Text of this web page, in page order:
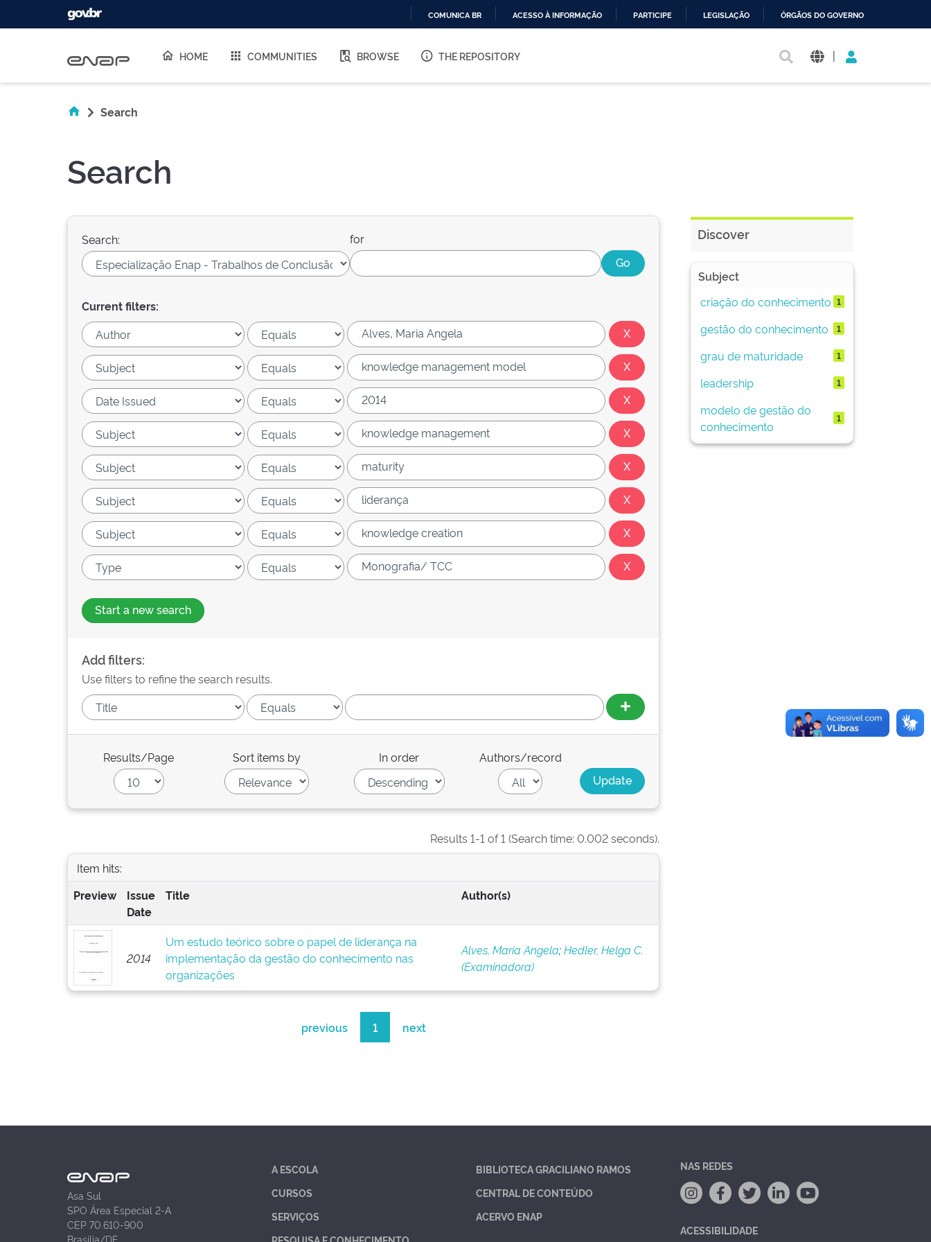
O
COMUNICA BR ACESSO À INFORMAÇÃO PARTICIPE LEGISLAÇÃO ÓRGÃOS DO GOVERNO
HOME COMMUNITIES BROWSE THE REPOSITORY |
Search
Search
Search: for
Current filters:
Start a new search
Add filters:
Use filters to refine the search results.
Results/Page Sort items by In order Authors/record
Results 1-1 of 1 (Search time: 0.002 seconds).
Item hits:
Preview
Issue
Date
Title Author(s)
2014
Um estudo teórico sobre o papel de liderança na
implementação da gestão do conhecimento nas
organizações
Alves, Maria Angela;Hedler, Helga C.
(Examinadora)
previous 1 next
Discover
Subject
criação do conhecimento 1
gestão do conhecimento 1
grau de maturidade 1
leadership 1
modelo de gestão do
conhecimento
1
Asa Sul
SPO Área Especial 2-A
CEP 70.610-900
Brasília/DF
A ESCOLA
CURSOS
SERVIÇOS
BIBLIOTECA GRACILIANO RAMOS
CENTRAL DE CONTEÚDO
ACERVO ENAP
NAS REDES
ACESSIBILIDADE